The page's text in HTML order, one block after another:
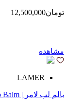
تومان12,500,000
مشاهده
LAMER
بالم لب لامر | La Mer The Lip Balm